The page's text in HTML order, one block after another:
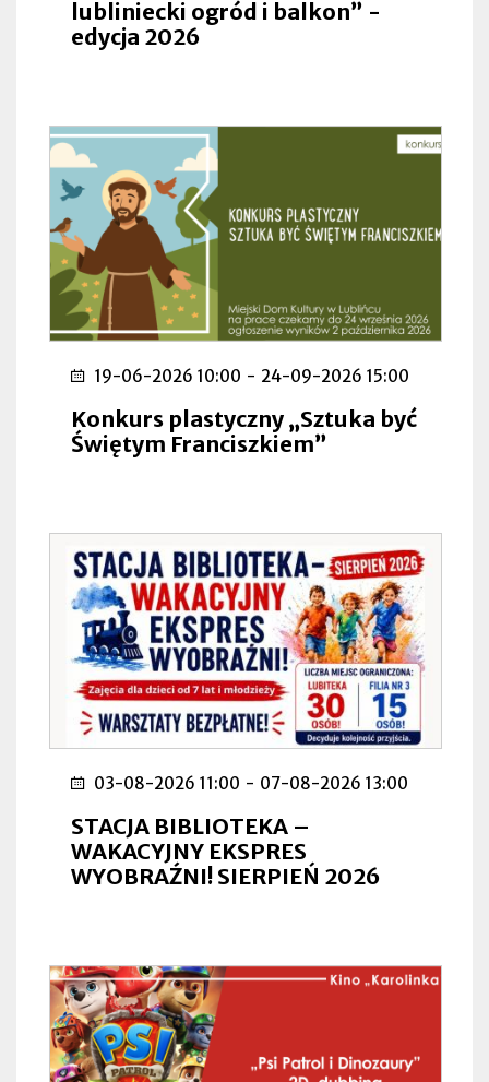
lubliniecki ogród i balkon” -
edycja 2026
19-06-2026 10:00 - 24-09-2026 15:00
Konkurs plastyczny „Sztuka być
Świętym Franciszkiem”
03-08-2026 11:00 - 07-08-2026 13:00
STACJA BIBLIOTEKA –
WAKACYJNY EKSPRES
WYOBRAŹNI! SIERPIEŃ 2026